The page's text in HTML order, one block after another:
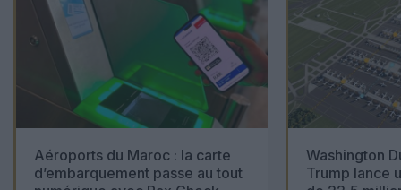
Aéroports du Maroc : la carte
d’embarquement passe au tout
Washington
Trump lance